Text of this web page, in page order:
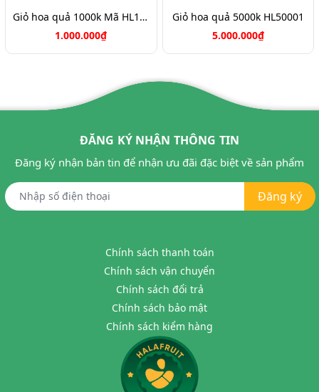
Giỏ hoa quả 1000k Mã HL1051
1.000.000₫
Giỏ hoa quả 5000k HL50001
5.000.000₫
ĐĂNG KÝ NHẬN THÔNG TIN
Đăng ký nhận bản tin để nhận ưu đãi đặc biệt về sản phẩm
Đăng ký
Chính sách thanh toán
Chính sách vận chuyển
Chính sách đổi trả
Chính sách bảo mật
Chính sách kiểm hàng